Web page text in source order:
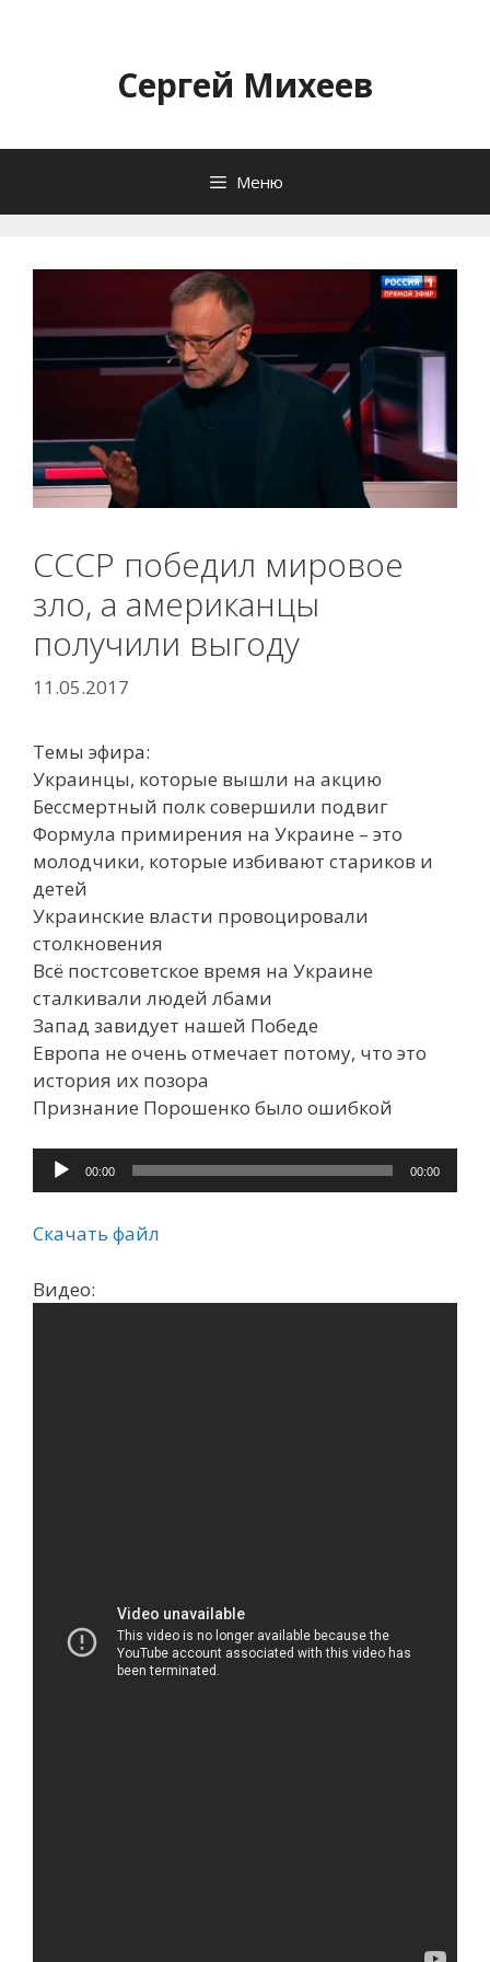
содержимомуСергей Михеев
Меню
СССР победил мировое
зло, а американцы
получили выгоду
11.05.2017
Темы эфира:
Украинцы, которые вышли на акцию
Бессмертный полк совершили подвиг
Формула примирения на Украине – это
молодчики, которые избивают стариков и
детей
Украинские власти провоцировали
столкновения
Всё постсоветское время на Украине
сталкивали людей лбами
Запад завидует нашей Победе
Европа не очень отмечает потому, что это
история их позора
Признание Порошенко было ошибкой
Аудиоплеер
00:00 00:00
Скачать файл
Видео: